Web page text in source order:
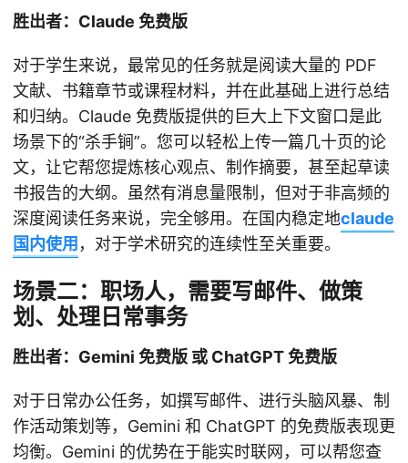
胜出者：Claude 免费版
对于学生来说，最常见的任务就是阅读大量的 PDF
文献、书籍章节或课程材料，并在此基础上进行总结
和归纳。Claude 免费版提供的巨大上下文窗口是此
场景下的“杀手锏”。您可以轻松上传一篇几十页的论
文，让它帮您提炼核心观点、制作摘要，甚至起草读
书报告的大纲。虽然有消息量限制，但对于非高频的
深度阅读任务来说，完全够用。在国内稳定地claude
国内使用 ，对于学术研究的连续性至关重要。
场景二：职场人，需要写邮件、做策
划、处理日常事务
胜出者：Gemini 免费版 或 ChatGPT 免费版
对于日常办公任务，如撰写邮件、进行头脑风暴、制
作活动策划等，Gemini 和 ChatGPT 的免费版表现更
均衡。Gemini 的优势在于能实时联网，可以帮您查